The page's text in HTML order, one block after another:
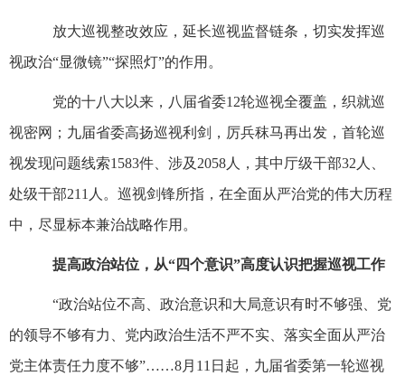
放大巡视整改效应，延长巡视监督链条，切实发挥巡
视政治“显微镜”“探照灯”的作用。
党的十八大以来，八届省委12轮巡视全覆盖，织就巡
视密网；九届省委高扬巡视利剑，厉兵秣马再出发，首轮巡
视发现问题线索1583件、涉及2058人，其中厅级干部32人、
处级干部211人。巡视剑锋所指，在全面从严治党的伟大历程
中，尽显标本兼治战略作用。
提高政治站位，从“四个意识”高度认识把握巡视工作
“政治站位不高、政治意识和大局意识有时不够强、党
的领导不够有力、党内政治生活不严不实、落实全面从严治
党主体责任力度不够”……8月11日起，九届省委第一轮巡视